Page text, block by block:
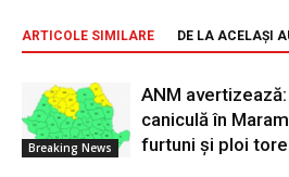
ARTICOLE SIMILARE DE LA ACELAȘI
Breaking News
ANM
caniculă în
furtuni și ploi